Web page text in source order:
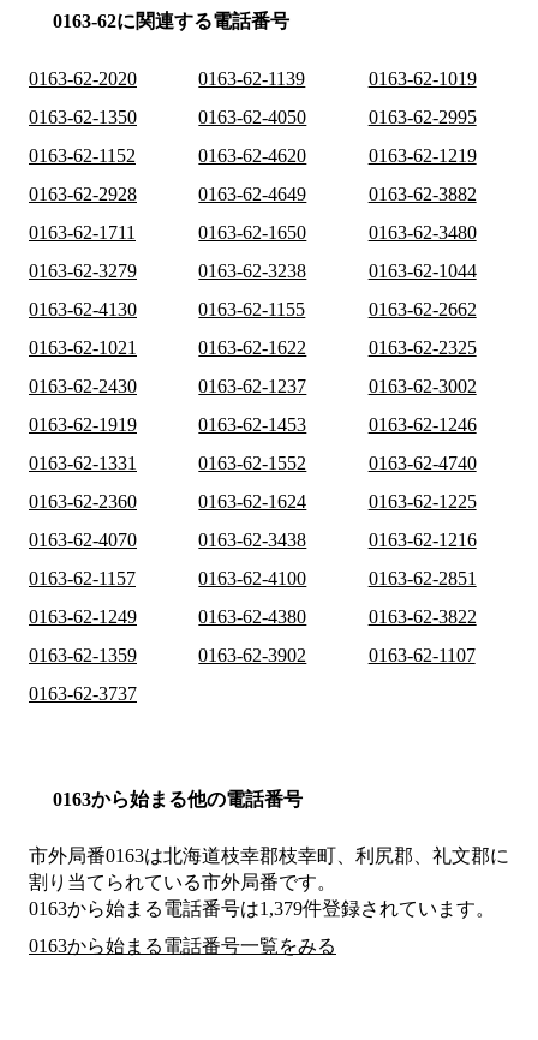
0163-62に関連する電話番号
0163-62-2020 0163-62-1139
0163-62-1019
0163-62-1350
0163-62-4050
0163-62-2995
0163-62-1152
0163-62-4620
0163-62-1219
0163-62-2928
0163-62-4649
0163-62-3882
0163-62-1711
0163-62-1650
0163-62-3480
0163-62-3279
0163-62-3238
0163-62-1044
0163-62-4130
0163-62-1155
0163-62-2662
0163-62-1021
0163-62-1622
0163-62-2325
0163-62-2430
0163-62-1237
0163-62-3002
0163-62-1919
0163-62-1453
0163-62-1246
0163-62-1331
0163-62-1552
0163-62-4740
0163-62-2360
0163-62-1624
0163-62-1225
0163-62-4070
0163-62-3438
0163-62-1216
0163-62-1157
0163-62-4100
0163-62-2851
0163-62-1249
0163-62-4380
0163-62-3822
0163-62-1359
0163-62-3902
0163-62-1107
0163-62-3737
0163から始まる他の電話番号
市外局番0163は北海道枝幸郡枝幸町、利尻郡、礼文郡に
割り当てられている市外局番です。
0163から始まる電話番号は1,379件登録されています。
0163から始まる電話番号一覧をみる